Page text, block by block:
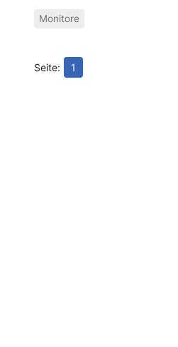
Monitore
1